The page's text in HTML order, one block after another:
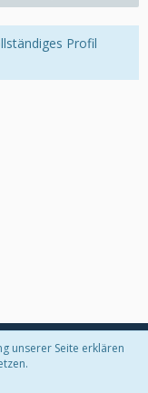
Profil
unserer Seite erklären